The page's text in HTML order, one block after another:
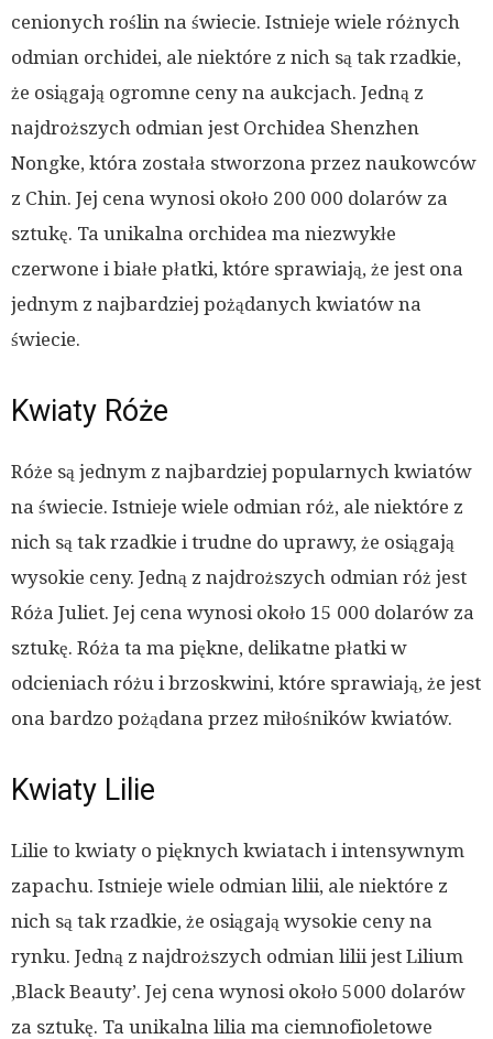
cenionych roślin na świecie. Istnieje wiele różnych
odmian orchidei, ale niektóre z nich są tak rzadkie,
że osiągają ogromne ceny na aukcjach. Jedną z
najdroższych odmian jest Orchidea Shenzhen
Nongke, która została stworzona przez naukowców
z Chin. Jej cena wynosi około 200 000 dolarów za
sztukę. Ta unikalna orchidea ma niezwykłe
czerwone i białe płatki, które sprawiają, że jest ona
jednym z najbardziej pożądanych kwiatów na
świecie.
Kwiaty Róże
Róże są jednym z najbardziej popularnych kwiatów
na świecie. Istnieje wiele odmian róż, ale niektóre z
nich są tak rzadkie i trudne do uprawy, że osiągają
wysokie ceny. Jedną z najdroższych odmian róż jest
Róża Juliet. Jej cena wynosi około 15 000 dolarów za
sztukę. Róża ta ma piękne, delikatne płatki w
odcieniach różu i brzoskwini, które sprawiają, że jest
ona bardzo pożądana przez miłośników kwiatów.
Kwiaty Lilie
Lilie to kwiaty o pięknych kwiatach i intensywnym
zapachu. Istnieje wiele odmian lilii, ale niektóre z
nich są tak rzadkie, że osiągają wysokie ceny na
rynku. Jedną z najdroższych odmian lilii jest Lilium
‚Black Beauty’. Jej cena wynosi około 5000 dolarów
za sztukę. Ta unikalna lilia ma ciemnofioletowe